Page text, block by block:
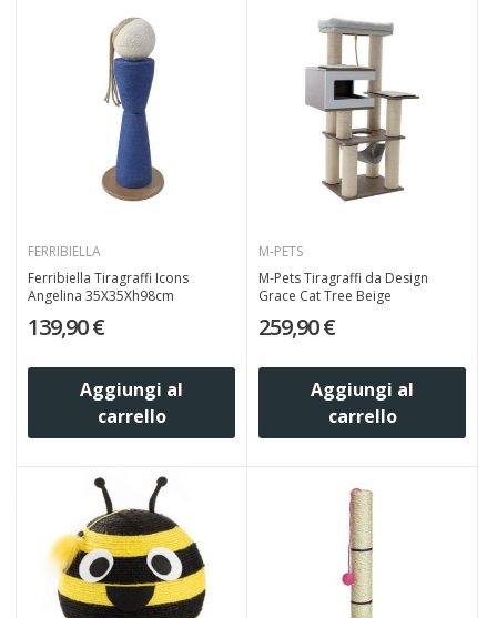
FERRIBIELLA
Ferribiella Tiragraffi Icons
Angelina 35X35Xh98cm
139,90 €
Aggiungi al
carrello
M-PETS
M-Pets Tiragraffi da Design
Grace Cat Tree Beige
259,90 €
Aggiungi al
carrello